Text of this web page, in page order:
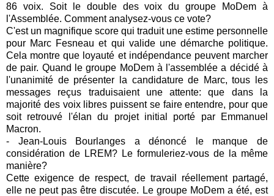
86 voix. Soit le double des voix du groupe MoDem à
l'Assemblée. Comment analysez-vous ce vote?
C'est un magnifique score qui traduit une estime personnelle
pour Marc Fesneau et qui valide une démarche politique.
Cela montre que loyauté et indépendance peuvent marcher
de pair. Quand le groupe MoDem à l'assemblée a décidé à
l'unanimité de présenter la candidature de Marc, tous les
messages reçus traduisaient une attente: que dans la
majorité des voix libres puissent se faire entendre, pour que
soit retrouvé l'élan du projet initial porté par Emmanuel
Macron.
- Jean-Louis Bourlanges a dénoncé le manque de
considération de LREM? Le formuleriez-vous de la même
manière?
Cette exigence de respect, de travail réellement partagé,
elle ne peut pas être discutée. Le groupe MoDem a été, est